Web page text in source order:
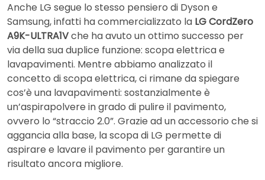
Anche LG segue lo stesso pensiero di Dyson e
Samsung, infatti ha commercializzato la LG CordZero
A9K-ULTRA1Vche ha avuto un ottimo successo per
via della sua duplice funzione: scopa elettrica e
lavapavimenti. Mentre abbiamo analizzato il
concetto di scopa elettrica, ci rimane da spiegare
cos’è una lavapavimenti: sostanzialmente è
un’aspirapolvere in grado di pulire il pavimento,
ovvero lo “straccio 2.0”. Grazie ad un accessorio che si
aggancia alla base, la scopa di LG permette di
aspirare e lavare il pavimento per garantire un
risultato ancora migliore.